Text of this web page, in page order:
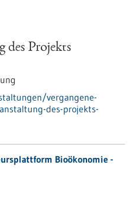
des Projekts
vergangene-
des-projekts-
Bioökonomie -